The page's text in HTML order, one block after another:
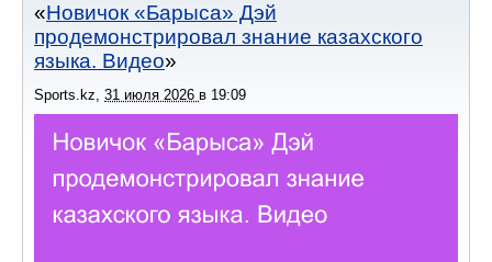
Новичок «Барыса» Дэй
продемонстрировал знание казахского
языка. Видео
Sports.kz, 31 июля 2026 в 19:09